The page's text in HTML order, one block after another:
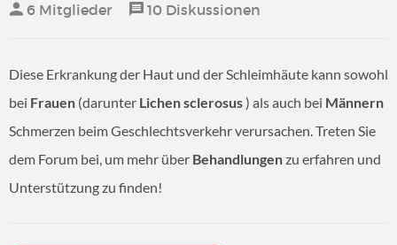
6 Mitglieder 10 Diskussionen
Diese Erkrankung der Haut und der Schleimhäute kann sowohl
bei Frauen (darunter Lichen sclerosus) als auch bei Männern
Schmerzen beim Geschlechtsverkehr verursachen. Treten Sie
dem Forum bei, um mehr über Behandlungenzu erfahren und
Unterstützung zu finden!